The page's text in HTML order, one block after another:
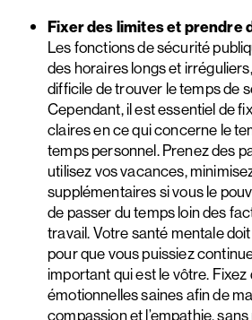
Fixer des limites et prendre
Les fonctions de sécurité
des horaires longs et
difficile de trouver le temps de
Cependant, il est essentiel de
claires en ce qui concerne le
temps personnel. Prenez des
utilisez vos vacances,
supplémentaires si vous le
de passer du temps loin des
travail. Votre santé mentale
pour que vous puissiez
important qui est le vôtre. Fixez
émotionnelles saines afin de
compassion et l’empathie,